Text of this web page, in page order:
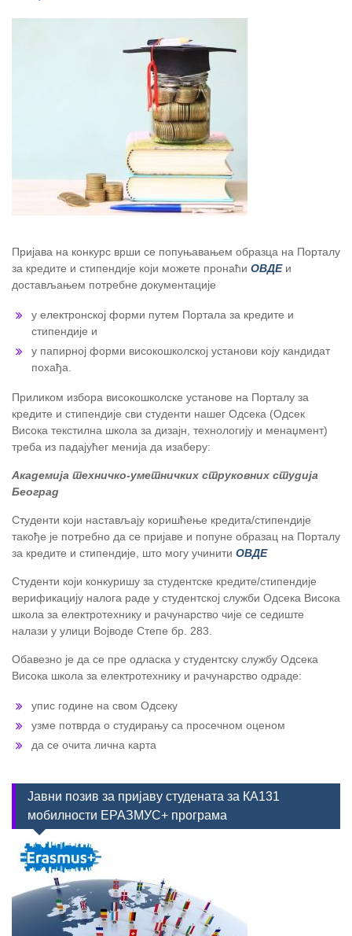
Пријава на конкурс врши се попуњавањем образца на Порталу
за кредите и стипендије који можете пронаћи ОВДЕ и
достављањем потребне документације
у електронској форми путем Портала за кредите и
стипендије и
у папирној форми високошколској установи коју кандидат
похађа.
Приликом избора високошколске установе на Порталу за
кредите и стипендије сви студенти нашег Одсека (Одсек
Висока текстилна школа за дизајн, технологију и менаџмент)
треба из падајућег менија да изаберу:
Академија техничко-уметничких струковних студија
Београд
Студенти који настављају коришћење кредита/стипендије
такође је потребно да се пријаве и попуне образац на Порталу
за кредите и стипендије, што могу учинити ОВДЕ
Студенти који конкуришу за студентске кредите/стипендије
верификацију налога раде у студентској служби Одсека Висока
школа за електротехнику и рачунарство чије се седиште
налази у улици Војводе Степе бр. 283.
Обавезно је да се пре одласка у студентску службу Одсека
Висока школа за електротехнику и рачунарство одраде:
упис године на свом Одсеку
узме потврда о студирању са просечном оценом
да се очита лична карта
Јавни позив за пријаву студената за КА131
мобилности ЕРАЗМУС+ програма